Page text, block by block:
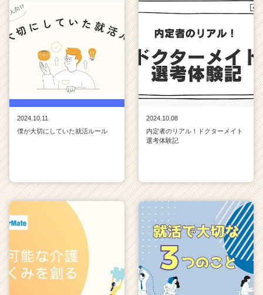
2024.10.11
僕が大切にしていた就活ルール
2024.10.08
内定者のリアル！ドクターメイト
選考体験記